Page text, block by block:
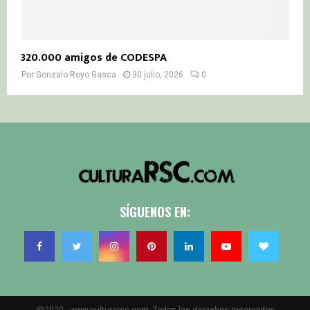
320.000 amigos de CODESPA
Por Gonzalo Royo Gasca 30 julio, 2026 0
SÍGUENOS EN: